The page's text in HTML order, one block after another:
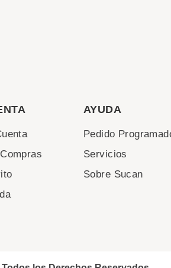
AYUDA
Pedido
Servicios
Sobre Sucan